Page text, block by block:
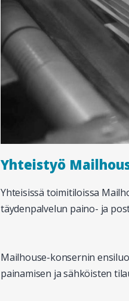
Yhteistyö
Yhteisissä toimitiloissa
täydenpalvelun paino- ja
Mailhouse-konsernin
painamisen ja sähköisten